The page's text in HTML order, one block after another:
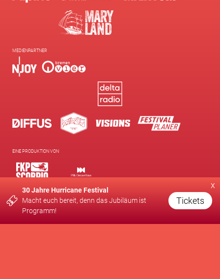
MEDIENPARTNER
EINE PRODUKTION VON
UNTERSTÜTZT VON
x
30 Jahre Hurricane Festival
Macht euch bereit, denn das Jubiläum ist
Programm!
Tickets